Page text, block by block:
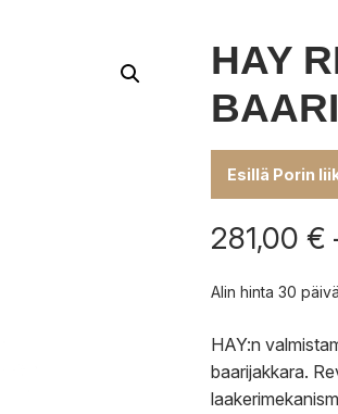
HAY
Esillä Porin
281,00 €
Alin hinta 30
HAY:n
baarijakkara.